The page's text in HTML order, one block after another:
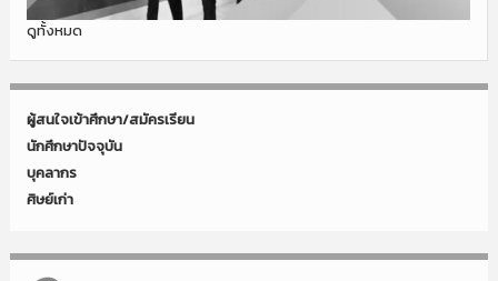
ดูทั้งหมด
ผู้สนใจเข้าศึกษา/สมัครเรียน
นักศึกษาปัจจุบัน
บุคลากร
ศิษย์เก่า